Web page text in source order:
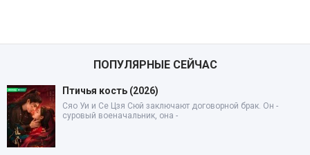
ПОПУЛЯРНЫЕ СЕЙЧАС
Птичья кость (2026)
Сяо Уи и Се Цзя Сюй заключают договорной брак. Он -
суровый военачальник, она -